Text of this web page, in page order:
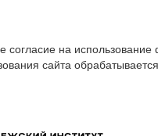
согласие на
сайта